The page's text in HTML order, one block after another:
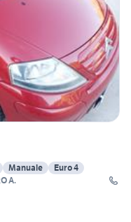
Manuale
Euro 4
A.